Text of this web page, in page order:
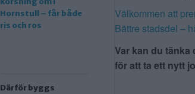
Därför byggs
Välkommen att
Bättre stadsdel –
Var kan du tänka
för att ta ett nytt